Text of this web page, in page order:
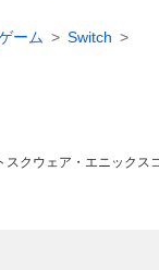
ーム
Switch
スクウェア・エニックス